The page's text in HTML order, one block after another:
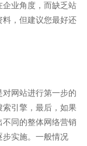
业角度，而缺乏站
，但建议您最好还
网站进行第一步的
引擎，最后，如果
同的整体网络营销
步实施。一般情况